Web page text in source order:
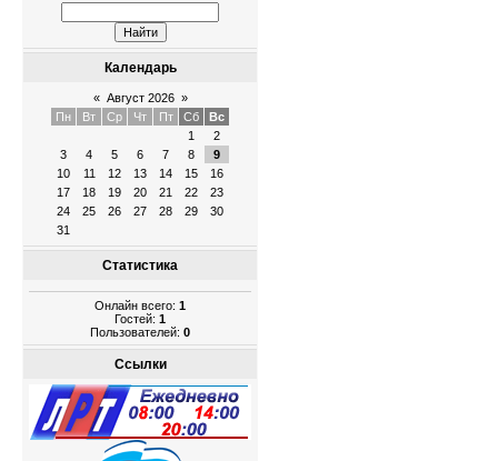
Календарь
« Август 2026 »
Пн
Вт Ср Чт Пт Сб
Вс
1
2
3
4 5 6 7 8
9
10
11 12 13 14 15
16
17
18 19 20 21 22
23
24
25 26 27 28 29
30
31
Статистика
Онлайн всего: 1
Гостей: 1
Пользователей: 0
Ссылки